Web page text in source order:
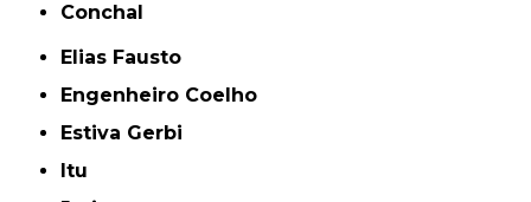
Conchal
Elias Fausto
Engenheiro Coelho
Estiva Gerbi
Itu